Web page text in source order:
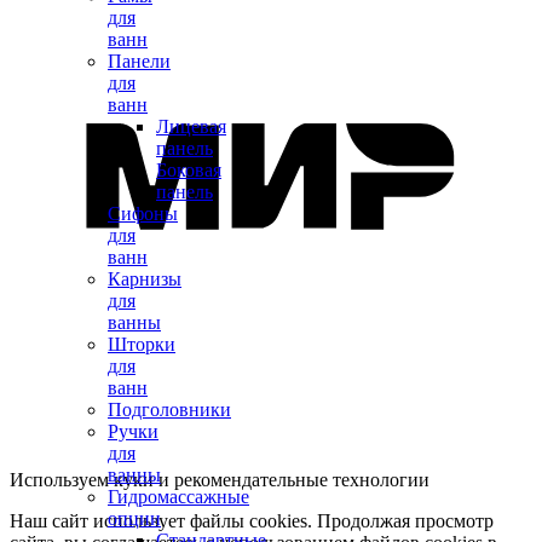
для
ванн
Панели
для
ванн
Лицевая
панель
Боковая
панель
Сифоны
для
ванн
Карнизы
для
ванны
Шторки
для
ванн
Подголовники
Ручки
для
ванны
Гидромассажные
опции
Используем куки и рекомендательные технологии
Наш сайт использует файлы cookies. Продолжая просмотр